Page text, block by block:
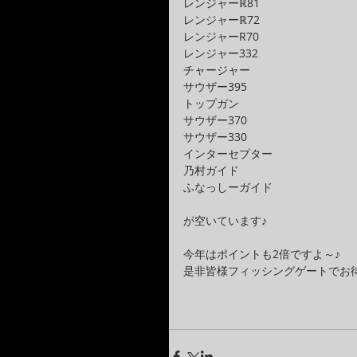
レンジャーℝ72
レンジャーR70
レンジャー332
チャージャー
サウザー395
トップガン
サウザー370
サウザー330
インターセプター
乃村ガイド
ふなっしーガイド
が空いています♪
今年はポイントも2倍ですよ～♪
是非皆様フィッシングゲートでお